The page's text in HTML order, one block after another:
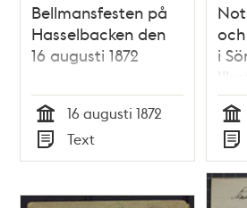
Bellmansfesten på
Hasselbacken den
16 augusti 1872
Tid
16 augusti 1872
Typ
Text
i
maj
Tid
Typ